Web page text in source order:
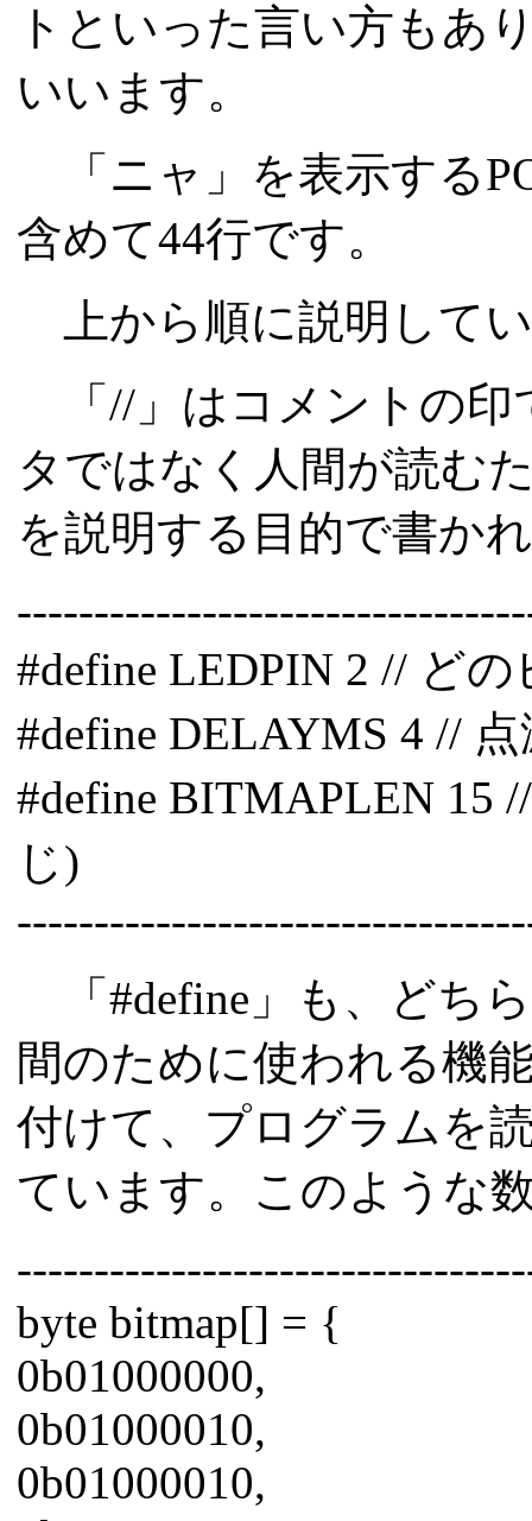
トといった言い方もあ
いいます。
「ニャ」を表示する
含めて44行です。
上から順に説明して
「//」はコメントの印
タではなく人間が読む
を説明する目的で書か
#define LEDPIN 2 // ど
#define DELAYMS 4 //
#define BITMAPLEN 15
じ)
「#define」も、どち
間のために使われる機
付けて、プログラムを
ています。このような
byte bitmap[] = {
0b01000000,
0b01000010,
0b01000010,